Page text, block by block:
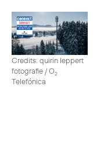
Credits: quirin leppert
fotografie / O2
Telefónica